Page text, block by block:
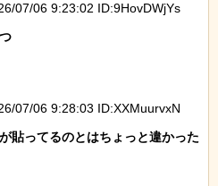
07/06 9:23:02 ID:9HovDWjYs
07/06 9:28:03 ID:XXMuurvxN
貼ってるのとはちょっと違かった